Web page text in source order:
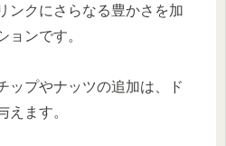
ンクにさらなる豊かさを加
ョンです。
ップやナッツの追加は、ド
えます。